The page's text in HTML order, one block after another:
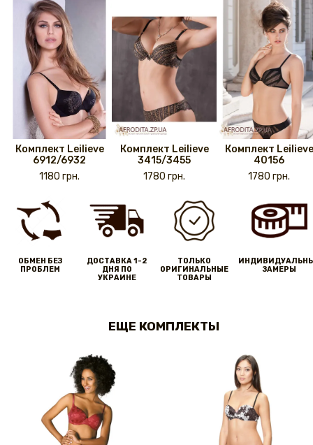
Комплект Leilieve
6912/6932
1180 грн.
Комплект Leilieve
3415/3455
1780 грн.
Комплект Leilieve
40156
1780 грн.
ОБМЕН БЕЗ
ПРОБЛЕМ
ДОСТАВКА 1-2
ДНЯ ПО
УКРАИНЕ
ТОЛЬКО
ОРИГИНАЛЬНЫЕ
ТОВАРЫ
ЗАМЕРЫ
ЕЩЕ КОМПЛЕКТЫ